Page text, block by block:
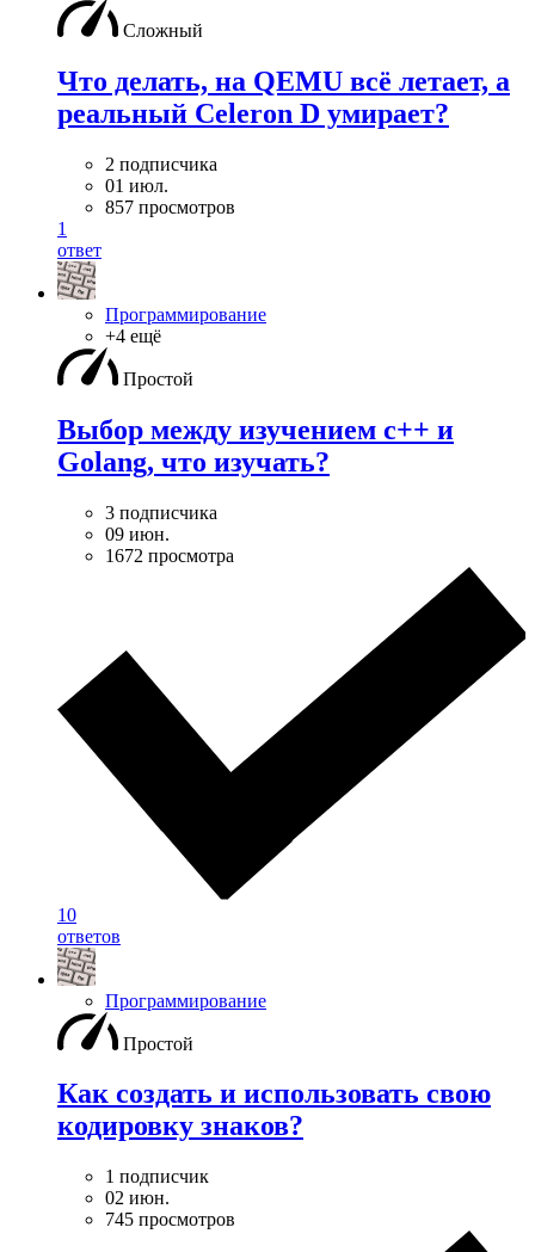
Сложный
Что делать, на QEMU всё летает, а
реальный Celeron D умирает?
2 подписчика
01 июл.
857 просмотров
1
ответ
Программирование
+4 ещё
Простой
Выбор между изучением c++ и
Golang, что изучать?
3 подписчика
09 июн.
1672 просмотра
10
ответов
Программирование
Простой
Как создать и использовать свою
кодировку знаков?
1 подписчик
02 июн.
745 просмотров